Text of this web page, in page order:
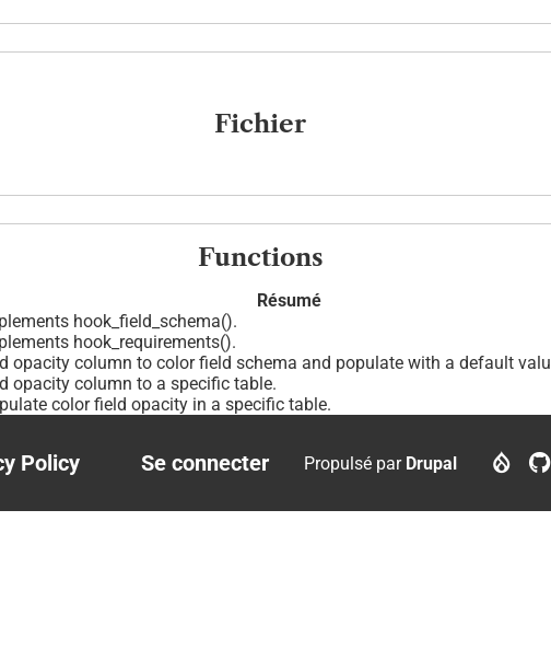
Fichier
Functions
Résumé
hook_field_schema().
hook_requirements().
opacity column to color field schema and populate with a default
opacity column to a specific table.
color field opacity in a specific table.
Policy
account
Se connecter Propulsé par Drupal